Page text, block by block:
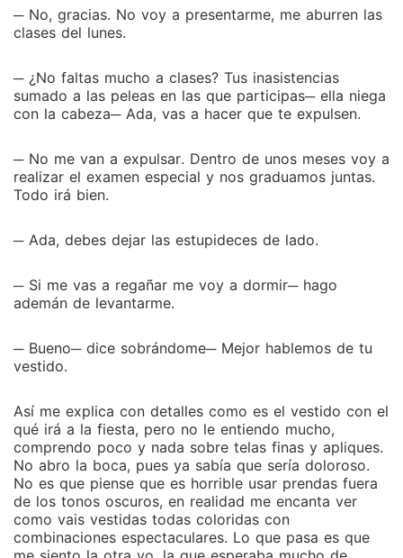
─ No, gracias. No voy a presentarme, me aburren las
clases del lunes.
─ ¿No faltas mucho a clases? Tus inasistencias
sumado a las peleas en las que participas─ ella niega
con la cabeza─ Ada, vas a hacer que te expulsen.
─ No me van a expulsar. Dentro de unos meses voy a
realizar el examen especial y nos graduamos juntas.
Todo irá bien.
─ Ada, debes dejar las estupideces de lado.
─ Si me vas a regañar me voy a dormir─ hago
ademán de levantarme.
─ Bueno─ dice sobrándome─ Mejor hablemos de tu
vestido.
Así me explica con detalles como es el vestido con el
qué irá a la fiesta, pero no le entiendo mucho,
comprendo poco y nada sobre telas finas y apliques.
No abro la boca, pues ya sabía que sería doloroso.
No es que piense que es horrible usar prendas fuera
de los tonos oscuros, en realidad me encanta ver
como vais vestidas todas coloridas con
combinaciones espectaculares. Lo que pasa es que